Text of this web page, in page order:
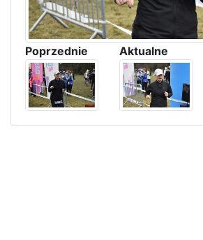
Poprzednie Aktualne